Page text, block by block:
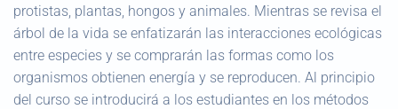
protistas, plantas, hongos y animales. Mientras se revisa el
árbol de la vida se enfatizarán las interacciones ecológicas
entre especies y se comprarán las formas como los
organismos obtienen energía y se reproducen. Al principio
del curso se introducirá a los estudiantes en los métodos